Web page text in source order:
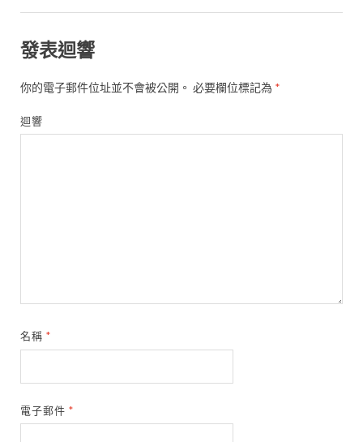
發表迴響
你的電子郵件位址並不會被公開。 必要欄位標記為 *
迴響
名稱*
電子郵件*